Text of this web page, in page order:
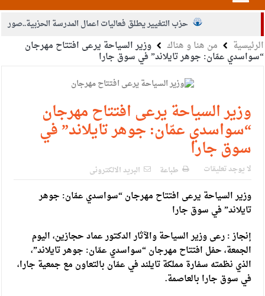
حزب التغيير يطلق فعاليات اعمال المدرسة الحزبية..صور
الجيش يفتح باب التجنيد لحملة البكالوريوس في الحقوق والقانون
بيان اجتماع عمّان:دعم الوصاية الهاشمية التاريخية على المقدسات
الإسلامية والمسيحية
الأمن يتلف 16 مليون حبة كبتاجون و1480 كغم مواد مخدرة
النواب يقر مشروع تعديل قانون الملكية العقارية
القاضي يلتقي رؤساء تحرير الصحف اليومية ويؤكد حرص مجلس
دعوة المكلفين بخدمة العلم (الدفعة الثالثة) إلى مراجعة منصة خدمة
الملك يلتقي مجموعة من رفاق السلاح
الملك يتلقى اتصالا هاتفيا من العاهل البحريني
الرئيسية من هنا و هناك وزير السياحة يرعى افتتاح مهرجان
“سواسدي عمّان: جوهر تايلاند” في سوق جارا
وزير السياحة يرعى افتتاح مهرجان
“سواسدي عمّان: جوهر تايلاند” في
سوق جارا
لا يوجد تعليقات طباعة البريد الالكترونى
وزير السياحة يرعى افتتاح مهرجان “سواسدي عمّان: جوهر
تايلاند” في سوق جارا
إنجاز : رعى وزير السياحة والآثار الدكتور عماد حجازين، اليوم
الجمعة، حفل افتتاح مهرجان “سواسدي عمّان: جوهر تايلاند”،
الذي نظمته سفارة مملكة تايلند في عمّان بالتعاون مع جمعية جارا،
في سوق جارا بالعاصمة.